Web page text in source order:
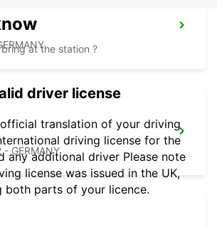
- GERMANY
at the station ?
driver license
translation of your driving
driving license for the
any additional driver Please note
license was issued in the UK,
both parts of your licence.